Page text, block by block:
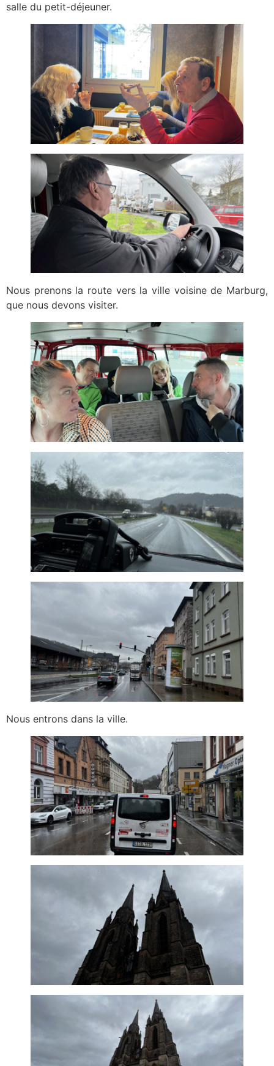
salle du petit-déjeuner.
Nous prenons la route vers la ville voisine de Marburg,
que nous devons visiter.
Nous entrons dans la ville.